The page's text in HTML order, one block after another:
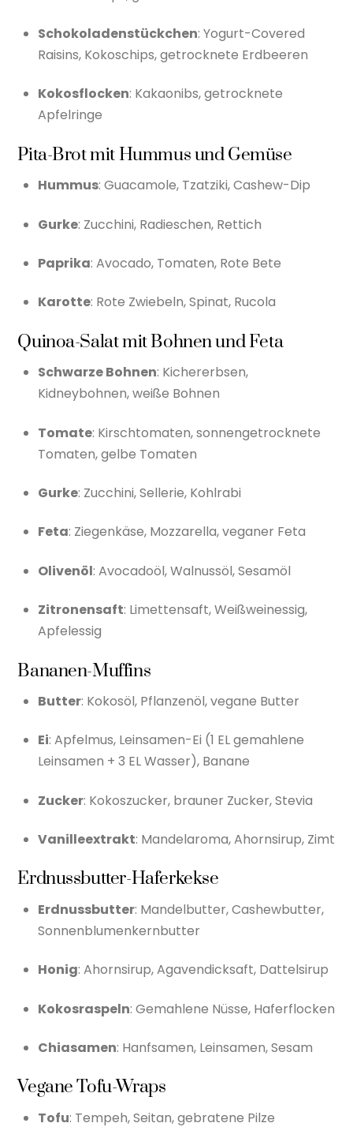
Schokoladenstückchen: Yogurt-Covered
Raisins, Kokoschips, getrocknete Erdbeeren
Kokosflocken: Kakaonibs, getrocknete
Apfelringe
Pita-Brot mit Hummus und Gemüse
Hummus: Guacamole, Tzatziki, Cashew-Dip
Gurke: Zucchini, Radieschen, Rettich
Paprika: Avocado, Tomaten, Rote Bete
Karotte: Rote Zwiebeln, Spinat, Rucola
Quinoa-Salat mit Bohnen und Feta
Schwarze Bohnen: Kichererbsen,
Kidneybohnen, weiße Bohnen
Tomate: Kirschtomaten, sonnengetrocknete
Tomaten, gelbe Tomaten
Gurke: Zucchini, Sellerie, Kohlrabi
Feta: Ziegenkäse, Mozzarella, veganer Feta
Olivenöl: Avocadoöl, Walnussöl, Sesamöl
Zitronensaft: Limettensaft, Weißweinessig,
Apfelessig
Bananen-Muffins
Butter: Kokosöl, Pflanzenöl, vegane Butter
Ei: Apfelmus, Leinsamen-Ei (1 EL gemahlene
Leinsamen + 3 EL Wasser), Banane
Zucker: Kokoszucker, brauner Zucker, Stevia
Vanilleextrakt: Mandelaroma, Ahornsirup, Zimt
Erdnussbutter-Haferkekse
Erdnussbutter: Mandelbutter, Cashewbutter,
Sonnenblumenkernbutter
Honig: Ahornsirup, Agavendicksaft, Dattelsirup
Kokosraspeln: Gemahlene Nüsse, Haferflocken
Chiasamen: Hanfsamen, Leinsamen, Sesam
Vegane Tofu-Wraps
Tofu: Tempeh, Seitan, gebratene Pilze